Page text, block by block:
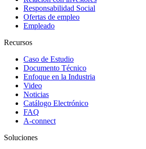
Responsabilidad Social
Ofertas de empleo
Empleado
Recursos
Caso de Estudio
Documento Técnico
Enfoque en la Industria
Video
Noticias
Catálogo Electrónico
FAQ
A-connect
Soluciones